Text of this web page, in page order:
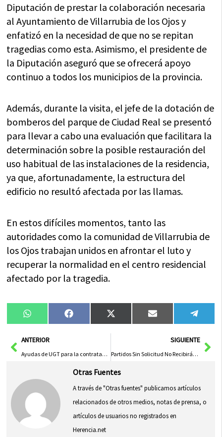
Diputación de prestar la colaboración necesaria
al Ayuntamiento de Villarrubia de los Ojos y
enfatizó en la necesidad de que no se repitan
tragedias como esta. Asimismo, el presidente de
la Diputación aseguró que se ofrecerá apoyo
continuo a todos los municipios de la provincia.
Además, durante la visita, el jefe de la dotación de
bomberos del parque de Ciudad Real se presentó
para llevar a cabo una evaluación que facilitara la
determinación sobre la posible restauración del
uso habitual de las instalaciones de la residencia,
ya que, afortunadamente, la estructura del
edificio no resultó afectada por las llamas.
En estos difíciles momentos, tanto las
autoridades como la comunidad de Villarrubia de
los Ojos trabajan unidos en afrontar el luto y
recuperar la normalidad en el centro residencial
afectado por la tragedia.
Compartir
en
WhatsAppCompartir
en
FacebookCompartir
en
X
(Twitter)
Compartir
en
Email
en
AntANTERIOR
Ayudas de UGT para la contratación de personas en riesgo de exclusión social
SIGUIENTE
Partidos Sin Solicitud No Recibirán Ayudas, ¿Renunciará Vox a sus ‘Paguitas’?
Otras Fuentes
A través de "Otras fuentes" publicamos artículos
relacionados de otros medios, notas de prensa, o
artículos de usuarios no registrados en
Herencia.net